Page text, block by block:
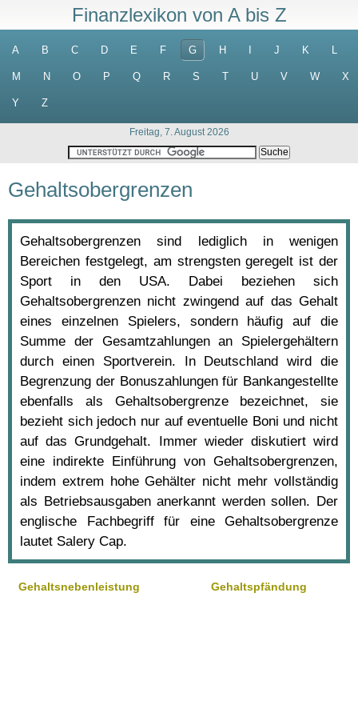
Finanzlexikon von A bis Z
A B C D E F G H J K L
M N O P Q R S T U V W X
Y Z
Freitag, 7. August 2026
Gehaltsobergrenzen
Gehaltsobergrenzen sind lediglich in wenigen
Bereichen festgelegt, am strengsten geregelt ist der
Sport in den USA. Dabei beziehen sich
Gehaltsobergrenzen nicht zwingend auf das Gehalt
eines einzelnen Spielers, sondern häufig auf die
Summe der Gesamtzahlungen an Spielergehältern
durch einen Sportverein. In Deutschland wird die
Begrenzung der Bonuszahlungen für Bankangestellte
ebenfalls als Gehaltsobergrenze bezeichnet, sie
bezieht sich jedoch nur auf eventuelle Boni und nicht
auf das Grundgehalt. Immer wieder diskutiert wird
eine indirekte Einführung von Gehaltsobergrenzen,
indem extrem hohe Gehälter nicht mehr vollständig
als Betriebsausgaben anerkannt werden sollen. Der
englische Fachbegriff für eine Gehaltsobergrenze
lautet Salery Cap.
Gehaltsnebenleistung Gehaltspfändung